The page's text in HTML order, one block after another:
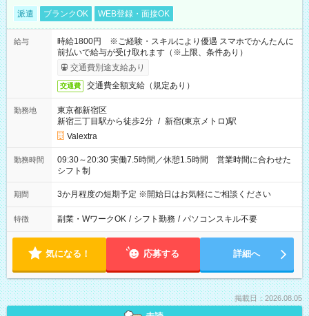
派遣 ブランクOK WEB登録・面接OK
給与
時給1800円 ※ご経験・スキルにより優遇 スマホでかんたんに
前払いで給与が受け取れます（※上限、条件あり）
交通費別途支給あり
交通費 交通費全額支給（規定あり）
勤務地
東京都新宿区
新宿三丁目駅から徒歩2分 / 新宿(東京メトロ)駅
Valextra
勤務時間
09:30～20:30 実働7.5時間／休憩1.5時間 営業時間に合わせた
シフト制
期間 3か月程度の短期予定 ※開始日はお気軽にご相談ください
特徴 副業・WワークOK / シフト勤務 / パソコンスキル不要
気になる！ 応募する 詳細へ
掲載日：2026.08.05